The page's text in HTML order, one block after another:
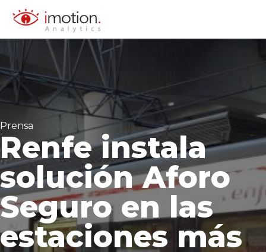
Saltar
contenido
Prensa
Renfe instala
solución Aforo
Seguro en las
estaciones más